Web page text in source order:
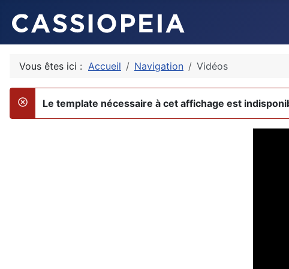
Vous êtes ici : Accueil Navigation Vidéos
danger
Le template nécessaire à cet affichage est